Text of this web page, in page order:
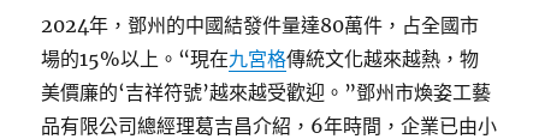
2024年，鄧州的中國結發件量達80萬件，占全國市
場的15%以上。“現在九宮格傳統文化越來越熱，物
美價廉的‘吉祥符號’越來越受歡迎。”鄧州市煥姿工藝
品有限公司總經理葛吉昌介紹，6年時間，企業已由小